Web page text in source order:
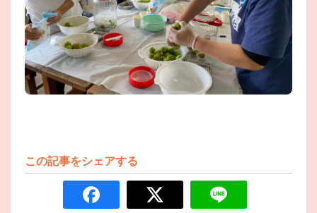
この記事をシェアする